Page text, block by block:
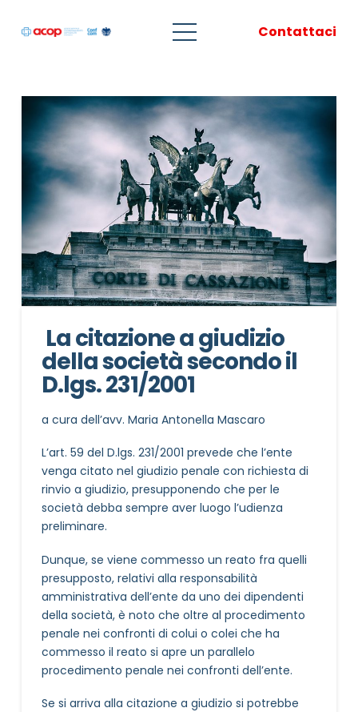
Contattaci
La citazione a giudizio
della società secondo il
D.lgs. 231/2001
a cura dell’avv. Maria Antonella Mascaro
L’art. 59 del D.lgs. 231/2001 prevede che l’ente
venga citato nel giudizio penale con richiesta di
rinvio a giudizio, presupponendo che per le
società debba sempre aver luogo l’udienza
preliminare.
Dunque, se viene commesso un reato fra quelli
presupposto, relativi alla responsabilità
amministrativa dell’ente da uno dei dipendenti
della società, è noto che oltre al procedimento
penale nei confronti di colui o colei che ha
commesso il reato si apre un parallelo
procedimento penale nei confronti dell’ente.
Se si arriva alla citazione a giudizio si potrebbe